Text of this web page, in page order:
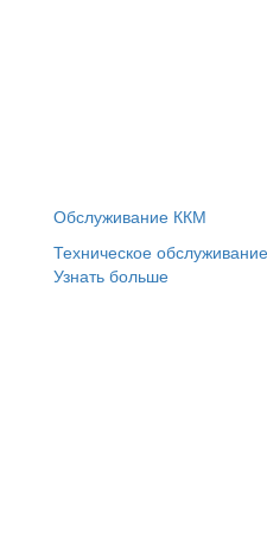
Обслуживание ККМ
Техническое
Узнать больше